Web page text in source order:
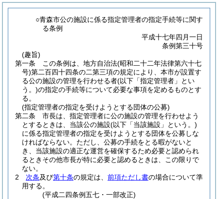
○青森市公の施設に係る指定管理者の指定手続等に関す
る条例
平成十七年四月一日
条例第三十号
(趣旨)
第一条
この条例は、地方自治法(昭和二十二年法律第六十七
号)第二百四十四条の二第三項の規定により、本市が設置す
る公の施設の管理を行わせる者(以下「指定管理者」とい
う。)の指定の手続等について必要な事項を定めるものとす
る。
(指定管理者の指定を受けようとする団体の公募)
第二条
市長は、指定管理者に公の施設の管理を行わせよう
とするときは、当該公の施設(以下「当該施設」という。)
に係る指定管理者の指定を受けようとする団体を公募しな
ければならない。 ただし、公募の手続をとる暇がないと
き、当該施設の適正な運営を確保するため必要と認められ
るときその他市長が特に必要と認めるときは、この限りで
ない。
2
次条及び第十条の規定は、 前項ただし書の場合について準
用する。
(平成二四条例五七・一部改正)